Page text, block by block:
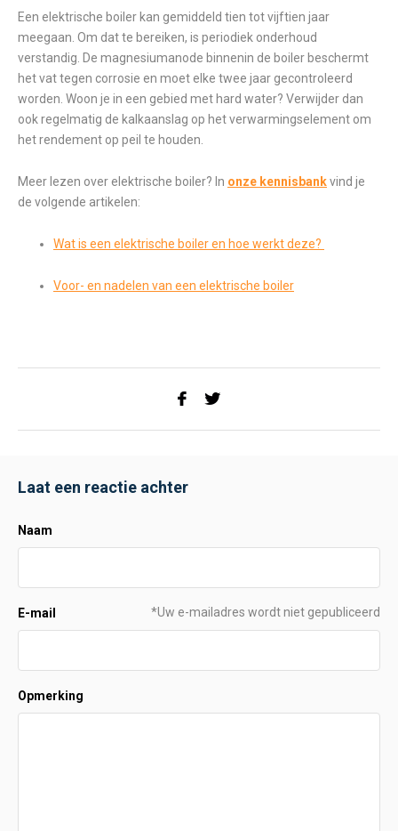
Een elektrische boiler kan gemiddeld tien tot vijftien jaar
meegaan. Om dat te bereiken, is periodiek onderhoud
verstandig. De magnesiumanode binnenin de boiler beschermt
het vat tegen corrosie en moet elke twee jaar gecontroleerd
worden. Woon je in een gebied met hard water? Verwijder dan
ook regelmatig de kalkaanslag op het verwarmingselement om
het rendement op peil te houden.
Meer lezen over elektrische boiler? In onze kennisbankvind je
de volgende artikelen:
Wat is een elektrische boiler en hoe werkt deze?
Voor- en nadelen van een elektrische boiler
Laat een reactie achter
Naam
E-mail *Uw e-mailadres wordt niet gepubliceerd
Opmerking